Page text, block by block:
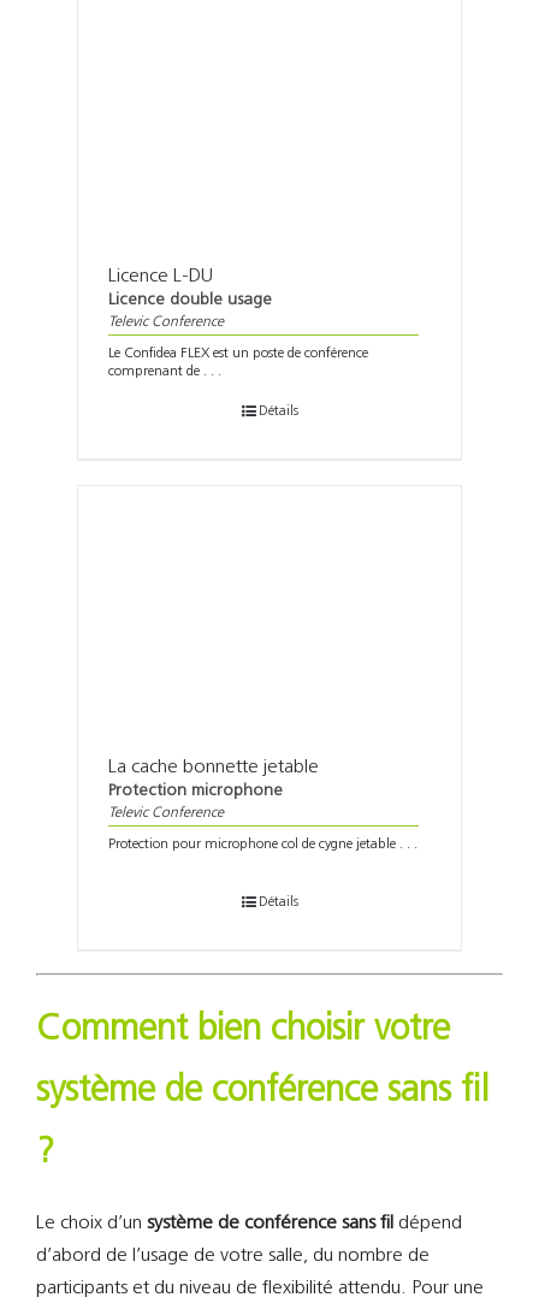
Licence L-DU
Licence double usage
Televic Conference
Le Confidea FLEX est un poste de conférence
comprenant de . . .
Détails
La cache bonnette jetable
Protection microphone
Televic Conference
Protection pour microphone col de cygne jetable . . .
Détails
Comment bien choisir votre
système de conférence sans fil
?
Le choix d’un système de conférence sans fil dépend
d’abord de l’usage de votre salle, du nombre de
participants et du niveau de flexibilité attendu. Pour une